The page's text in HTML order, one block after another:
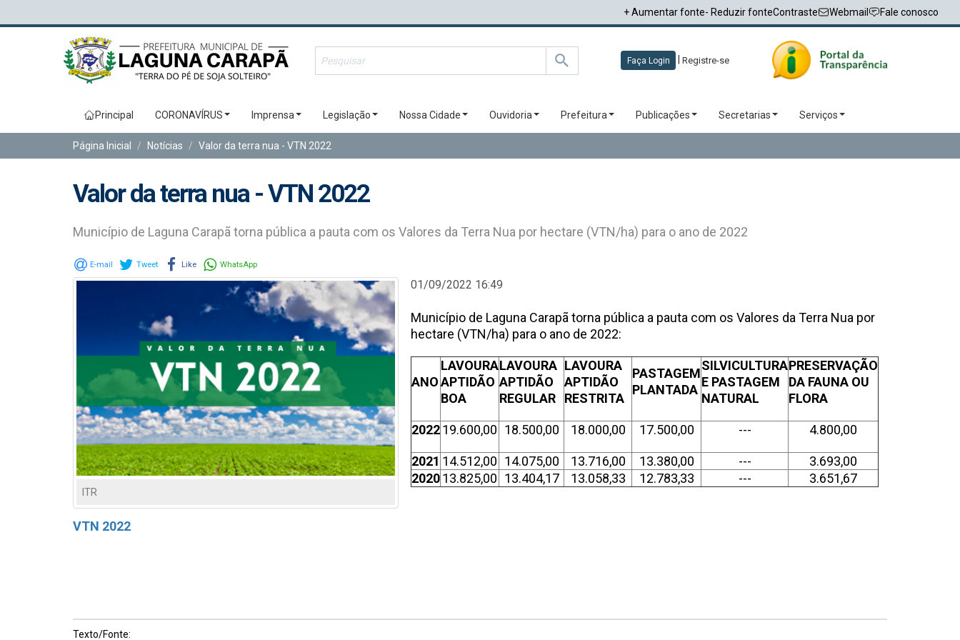
+ Aumentar fonte- Reduzir fonteContraste Webmail Fale conosco
Faça Login Registre-se
Principal CORONAVÍRUS Imprensa Legislação Nossa Cidade Ouvidoria Prefeitura Publicações Secretarias Serviços
Página Inicial Notícias Valor da terra nua - VTN 2022
Valor da terra nua - VTN 2022
Município de Laguna Carapã torna pública a pauta com os Valores da Terra Nua por hectare (VTN/ha) para o ano de 2022
E-mail Tweet Like WhatsApp
ITR
01/09/2022 16:49
Município de Laguna Carapã torna pública a pauta com os Valores da Terra Nua por
hectare (VTN/ha) para o ano de 2022:
ANO
LAVOURA
APTIDÃO
BOA
LAVOURA
APTIDÃO
REGULAR
LAVOURA
APTIDÃO
RESTRITA
PASTAGEM
PLANTADA
SILVICULTURA
E PASTAGEM
NATURAL
PRESERVAÇÃO
DA FAUNA OU
FLORA
202219.600,00 18.500,00 18.000,00 17.500,00 --- 4.800,00
2021 14.512,00 14.075,00 13.716,00 13.380,00 ---
3.693,00
202013.825,00 13.404,17 13.058,33 12.783,33 --- 3.651,67
VTN 2022
Texto/Fonte: